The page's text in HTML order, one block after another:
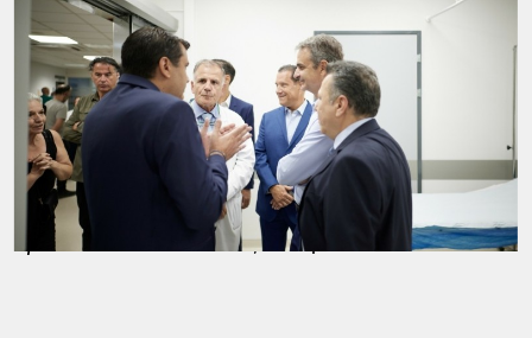
Κυριάκος Μητσοτάκης
είχε την ευκαιρία να
συνομιλήσει μεασθενείς εργαζόμενους
Ιπποκρατείου, ακούγοντας τις ανάγκες τους και τα
προβλήματα που αντιμετωπίζουν. Η αναβάθμιση του
ΤΕΠ, με χρηματοδότηση από τοΤαμείο Ανάκαμψης
αποτελεί μέρος ενός πλέγματος παρεμβάσεων που
αποβλέπουν τόσο στην ενίσχυση του
Ιπποκρατείου
προσωπικό
όσο και στον εκσυγχρονισμό των
εγκαταστάσεων και του εξοπλισμού του.